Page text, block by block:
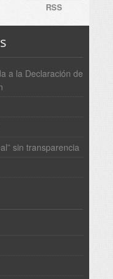
RSS
a la Declaración de
sin transparencia